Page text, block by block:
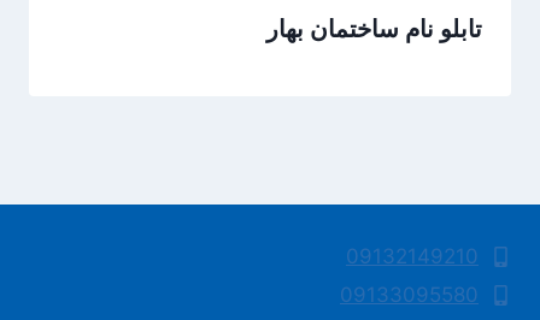
تابلو نام ساختمان بهار
09132149210
09133095580